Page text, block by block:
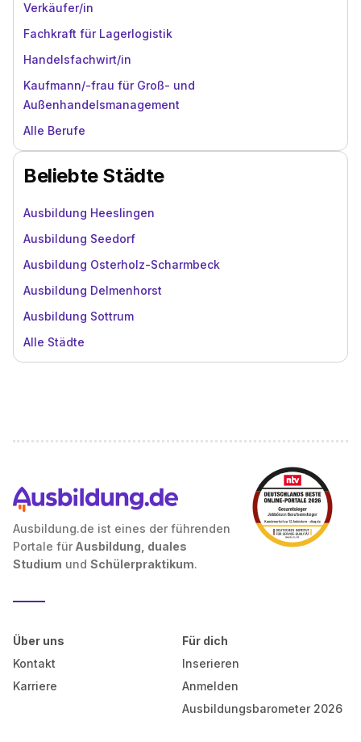
Verkäufer/in
Fachkraft für Lagerlogistik
Handelsfachwirt/in
Kaufmann/-frau für Groß- und
Außenhandelsmanagement
Alle Berufe
Beliebte Städte
Ausbildung Heeslingen
Ausbildung Seedorf
Ausbildung Osterholz-Scharmbeck
Ausbildung Delmenhorst
Ausbildung Sottrum
Alle Städte
Ausbildung.de ist eines der führenden
Portale für Ausbildung, duales
Studium und Schülerpraktikum.
Über uns
Kontakt
Karriere
Für dich
Inserieren
Anmelden
Ausbildungsbarometer 2026